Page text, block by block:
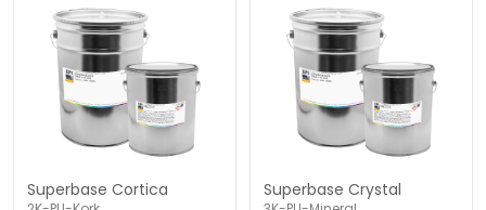
Superbase Cortica Superbase Crystal